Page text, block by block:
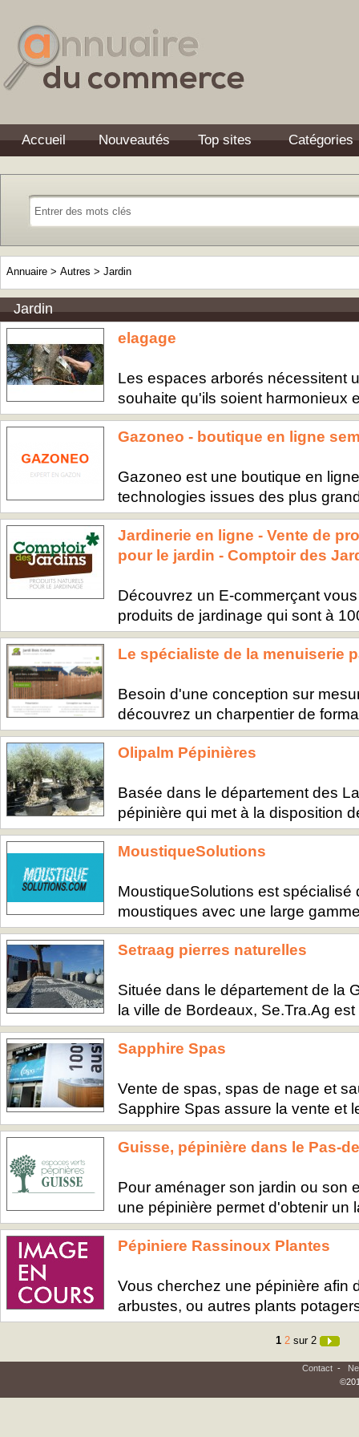
Accueil Nouveautés Top sites Catégories
Annuaire > Autres > Jardin
Jardin
elagage
Les espaces arborés nécessitent
souhaite qu'ils soient harmonieux
Gazoneo - boutique en ligne
Gazoneo est une boutique en
technologies issues des plus
Jardinerie en ligne - Vente de
pour le jardin - Comptoir des
Découvrez un E-commerçant
produits de jardinage qui sont à
Le spécialiste de la menuiserie
Besoin d'une conception sur
découvrez un charpentier de
Olipalm Pépinières
Basée dans le département des
pépinière qui met à la disposition
MoustiqueSolutions
MoustiqueSolutions est spécialisé
moustiques avec une large
Setraag pierres naturelles
Située dans le département de la
la ville de Bordeaux, Se.Tra.Ag est
Sapphire Spas
Vente de spas, spas de nage et
Sapphire Spas assure la vente et
Guisse, pépinière dans le Pas-
Pour aménager son jardin ou son
une pépinière permet d'obtenir un
Pépiniere Rassinoux Plantes
Vous cherchez une pépinière afin
arbustes, ou autres plants
1 2 sur 2
Contact -